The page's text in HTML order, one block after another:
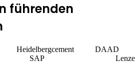
führenden
Heidelbergcement DAAD
SAP Lenze